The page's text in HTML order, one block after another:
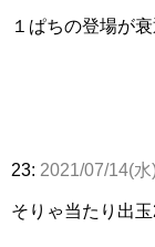
１ぱちの登場が
23: 2021/07/14(
そりゃ当たり出